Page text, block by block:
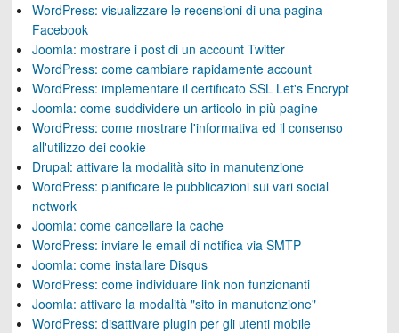
WordPress: visualizzare le recensioni di una pagina
Facebook
Joomla: mostrare i post di un account Twitter
WordPress: come cambiare rapidamente account
WordPress: implementare il certificato SSL Let's Encrypt
Joomla: come suddividere un articolo in più pagine
WordPress: come mostrare l'informativa ed il consenso
all'utilizzo dei cookie
Drupal: attivare la modalità sito in manutenzione
WordPress: pianificare le pubblicazioni sui vari social
network
Joomla: come cancellare la cache
WordPress: inviare le email di notifica via SMTP
Joomla: come installare Disqus
WordPress: come individuare link non funzionanti
Joomla: attivare la modalità "sito in manutenzione"
WordPress: disattivare plugin per gli utenti mobile